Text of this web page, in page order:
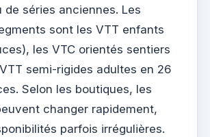
de séries anciennes. Les
sont les VTT enfants
les VTC orientés sentiers
semi-rigides adultes en 26
Selon les boutiques, les
changer rapidement,
parfois irrégulières.